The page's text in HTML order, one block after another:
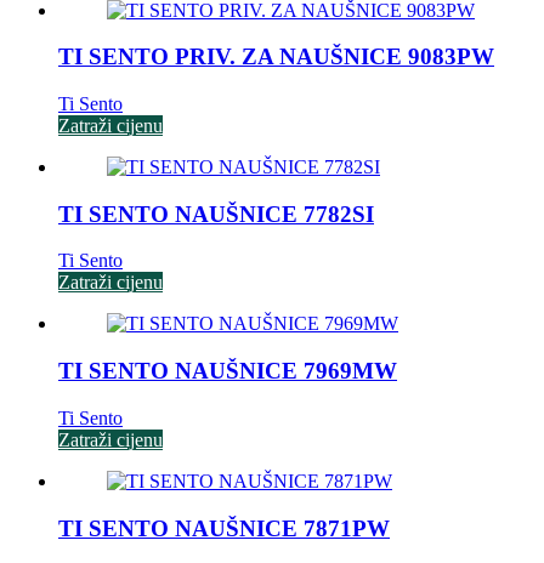
TI SENTO PRIV. ZA NAUŠNICE 9083PW
Ti Sento
Zatraži cijenu
TI SENTO NAUŠNICE 7782SI
Ti Sento
Zatraži cijenu
TI SENTO NAUŠNICE 7969MW
Ti Sento
Zatraži cijenu
TI SENTO NAUŠNICE 7871PW